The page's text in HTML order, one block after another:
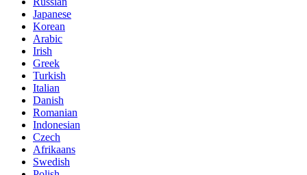
Japanese
Korean
Arabic
Irish
Greek
Turkish
Italian
Danish
Romanian
Indonesian
Czech
Afrikaans
Swedish